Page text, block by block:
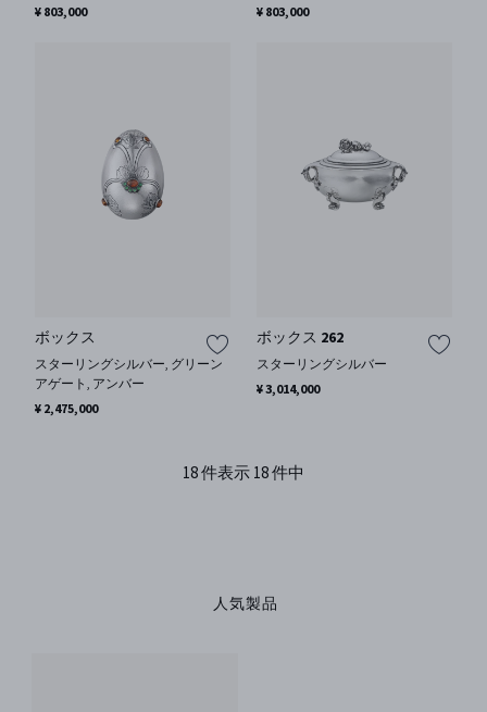
¥ 803,000
¥ 803,000
ボックス
スターリングシルバー, グリーン
アゲート, アンバー
¥ 2,475,000
ボックス 262
スターリングシルバー
¥ 3,014,000
18 件表示 18 件中
人気製品